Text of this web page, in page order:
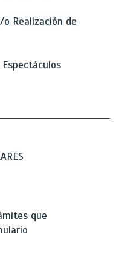
Realización de
que